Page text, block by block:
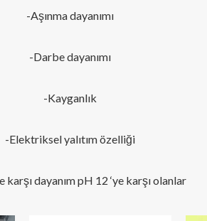
-Aşınma dayanımı
-Darbe dayanımı
-Kayganlık
-Elektriksel yalıtım özelliği
dayanım pH 12 ‘ye karşı olanlar